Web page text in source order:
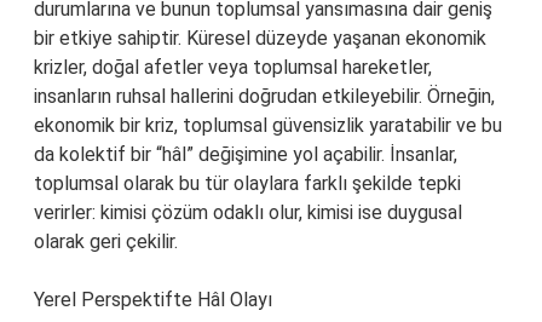
durumlarına ve bunun toplumsal yansımasına dair geniş
bir etkiye sahiptir. Küresel düzeyde yaşanan ekonomik
krizler, doğal afetler veya toplumsal hareketler,
insanların ruhsal hallerini doğrudan etkileyebilir. Örneğin,
ekonomik bir kriz, toplumsal güvensizlik yaratabilir ve bu
da kolektif bir “hâl” değişimine yol açabilir. İnsanlar,
toplumsal olarak bu tür olaylara farklı şekilde tepki
verirler: kimisi çözüm odaklı olur, kimisi ise duygusal
olarak geri çekilir.
Yerel Perspektifte Hâl Olayı